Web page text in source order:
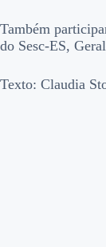
Também
do Sesc-ES,
Texto: Claudia